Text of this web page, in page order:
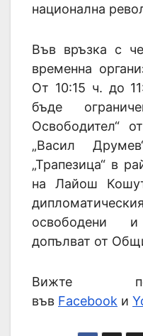
национална
Във връзка с
временна
От 10:15 ч. до
бъде
Освободител“
„Васил
„Трапезица“ в
на Лайош
освободени
допълват от
Вижте
във Facebook и